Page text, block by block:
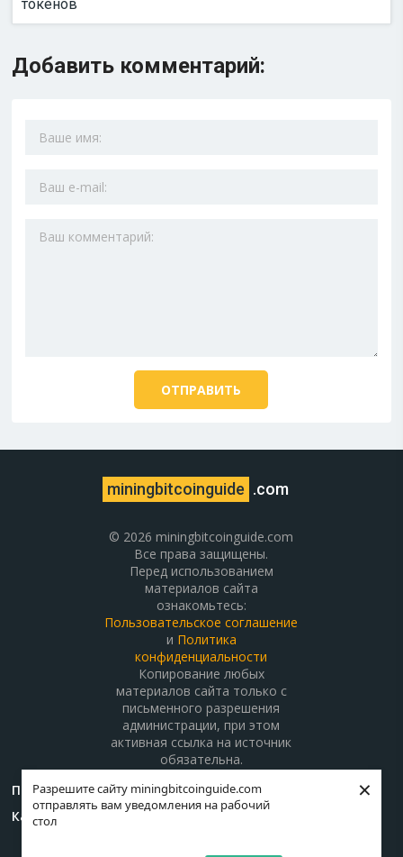
Разрешите сайту miningbitcoinguide.com
отправлять вам уведомления на рабочий
стол
×
токенов
Добавить комментарий:
miningbitcoinguide .com
© 2026 miningbitcoinguide.com
Все права защищены.
Перед использованием
материалов сайта
ознакомьтесь:
Пользовательское соглашение
и Политика
конфиденциальности
Копирование любых
материалов сайта только с
письменного разрешения
администрации, при этом
активная ссылка на источник
обязательна.
Поддержать проект
О проекте
Контакты
Карта сайта